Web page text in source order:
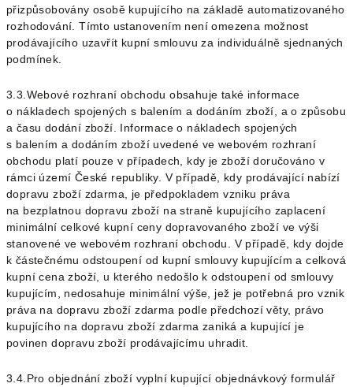
přizpůsobovány osobě kupujícího na základě automatizovaného
rozhodování.Tímto ustanovením není omezena možnost
prodávajícího uzavřít kupní smlouvu za individuálně sjednaných
podmínek.
3.3.Webové rozhraní obchodu obsahuje také informace
o nákladech spojených s balením a dodáním zboží, a o způsobu
a času dodání zboží. Informace o nákladech spojených
s balením a dodáním zboží uvedené ve webovém rozhraní
obchodu platí pouze v případech, kdy je zboží doručováno v
rámci území České republiky. V případě, kdy prodávající nabízí
dopravu zboží zdarma, je předpokladem vzniku práva
na bezplatnou dopravu zboží na straně kupujícího zaplacení
minimální celkové kupní ceny dopravovaného zboží ve výši
stanovené ve webovém rozhraní obchodu. V případě, kdy dojde
k částečnému odstoupení od kupní smlouvy kupujícím a celková
kupní cena zboží, u kterého nedošlo k odstoupení od smlouvy
kupujícím, nedosahuje minimální výše, jež je potřebná pro vznik
práva na dopravu zboží zdarma podle předchozí věty, právo
kupujícího na dopravu zboží zdarma zaniká a kupující je
povinen dopravu zboží prodávajícímu uhradit.
3.4.Pro objednání zboží vyplní kupující objednávkový formulář